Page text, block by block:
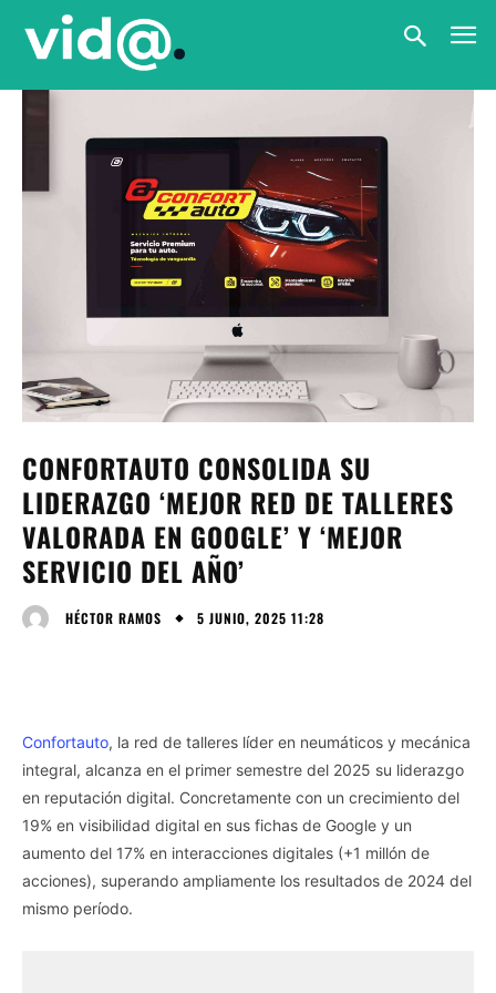
CONFORTAUTO CONSOLIDA SU
LIDERAZGO ‘MEJOR RED DE TALLERES
VALORADA EN GOOGLE’ Y ‘MEJOR
SERVICIO DEL AÑO’
HÉCTOR RAMOS 5 JUNIO, 2025 11:28
Confortauto, la red de talleres líder en neumáticos y mecánica
integral, alcanza en el primer semestre del 2025 su liderazgo
en reputación digital. Concretamente con un crecimiento del
19% en visibilidad digital en sus fichas de Google y un
aumento del 17% en interacciones digitales (+1 millón de
acciones), superando ampliamente los resultados de 2024 del
mismo período.